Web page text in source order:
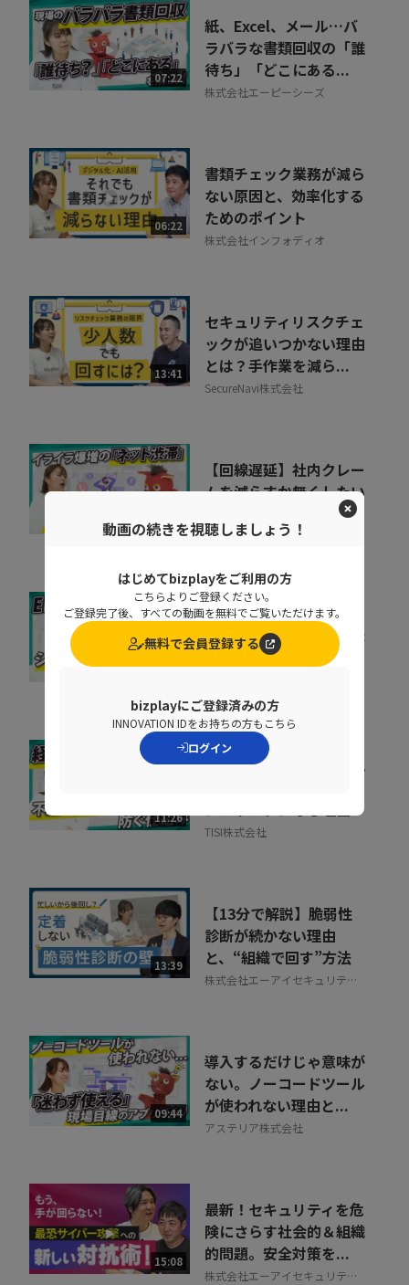
07:22
紙、Excel、メール…バ
ラバラな書類回収の「誰
待ち」「どこにある...
株式会社エーピーシーズ
06:22
書類チェック業務が減ら
ない原因と、効率化する
ためのポイント
株式会社インフォディオ
13:41
セキュリティリスクチェ
ックが追いつかない理由
とは？手作業を減ら...
SecureNavi株式会社
08:41
【回線遅延】社内クレー
ムを減らすか無くしたい
株式会社インターネットイニシ
06:51
ERP刷新の前に考えるべ
き「入口改善」。現場が
使わない原因と整え方
11:26
精算業務は人の目で守れ
TISI株式会社
13:39
【13分で解説】脆弱性
診断が続かない理由
と、“組織で回す”方法
株式会社エーアイセキュリティ
09:44
導入するだけじゃ意味が
ない。ノーコードツール
が使われない理由と...
アステリア株式会社
15:08
最新！セキュリティを危
険にさらす社会的＆組織
的問題。安全対策を...
株式会社エーアイセキュリティ
動画の続きを視聴しましょう！
はじめてbizplayをご利用の方
こちらよりご登録ください。
ご登録完了後、すべての動画を無料でご覧いただけます。
無料で会員登録する
bizplayにご登録済みの方
INNOVATION IDをお持ちの方もこちら
ログイン